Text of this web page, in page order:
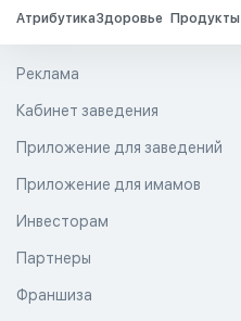
АтрибутикаЗдоровье Продукты
Реклама
Кабинет заведения
Приложение для заведений
Приложение для имамов
Инвесторам
Партнеры
Франшиза